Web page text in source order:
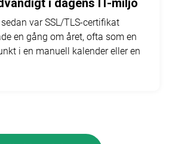
i dagens IT-miljö
var SSL/TLS-certifikat
en gång om året, ofta som en
i en manuell kalender eller en